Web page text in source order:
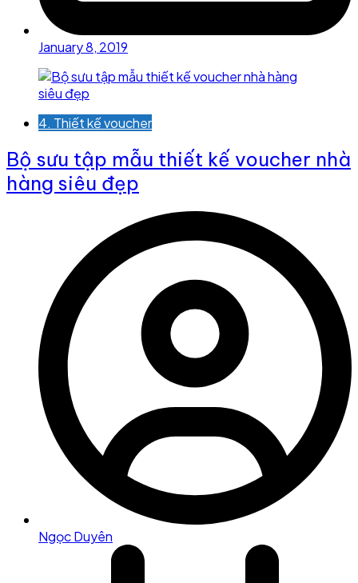
January 8, 2019
4. Thiết kế voucher
Bộ sưu tập mẫu thiết kế voucher nhà
hàng siêu đẹp
Ngọc Duyên